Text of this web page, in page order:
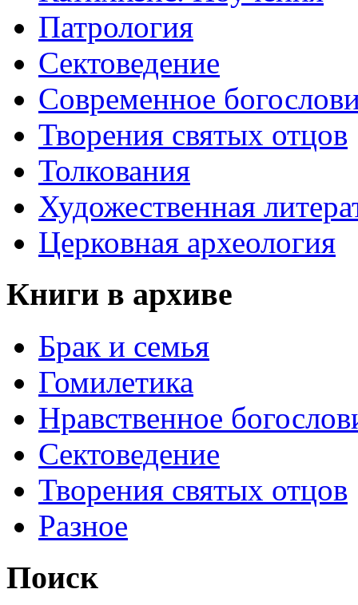
Патрология
Сектоведение
Современное
Творения святых отцов
Толкования
Художественная
Церковная археология
Книги в архиве
Брак и семья
Гомилетика
Нравственное
Сектоведение
Творения святых отцов
Разное
Поиск